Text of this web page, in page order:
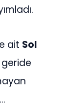
ait Sol
geride